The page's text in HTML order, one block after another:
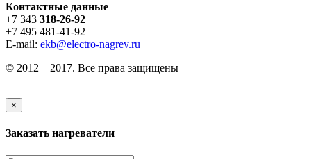
Контактные данные
+7 343 318-26-92
+7 495 481-41-92
E-mail: ekb@electro-nagrev.ru
© 2012—2017. Все права защищены
×
Заказать нагреватели